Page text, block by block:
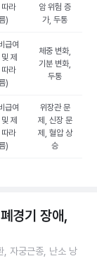
라
)
암 위험 증
가, 두통
급여
제
라
)
체중 변화,
기분 변화,
두통
급여
제
라
)
위장관 문
제, 신장 문
제, 혈압 상
승
경기 장애,
, 자궁근종, 난소 낭